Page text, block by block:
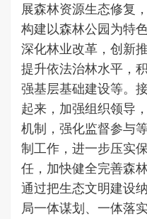
展森林资源生态修复
构建以森林公园为特
深化林业改革，创新
提升依法治林水平，
强基层基础建设等。
起来，加强组织领导
机制，强化监督参与
制工作，进一步压实
任，加快健全完善森
通过把生态文明建设
局一体谋划、一体落